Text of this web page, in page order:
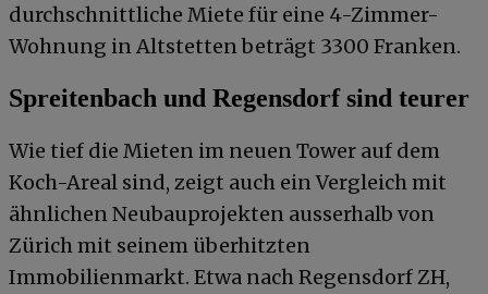
durchschnittliche Miete für eine 4-Zimmer-
Wohnung in Altstetten beträgt 3300 Franken.
Spreitenbach und Regensdorf sind teurer
Wie tief die Mieten im neuen Tower auf dem
Koch-Areal sind, zeigt auch ein Vergleich mit
ähnlichen Neubauprojekten ausserhalb von
Zürich mit seinem überhitzten
Immobilienmarkt. Etwa nach Regensdorf ZH,